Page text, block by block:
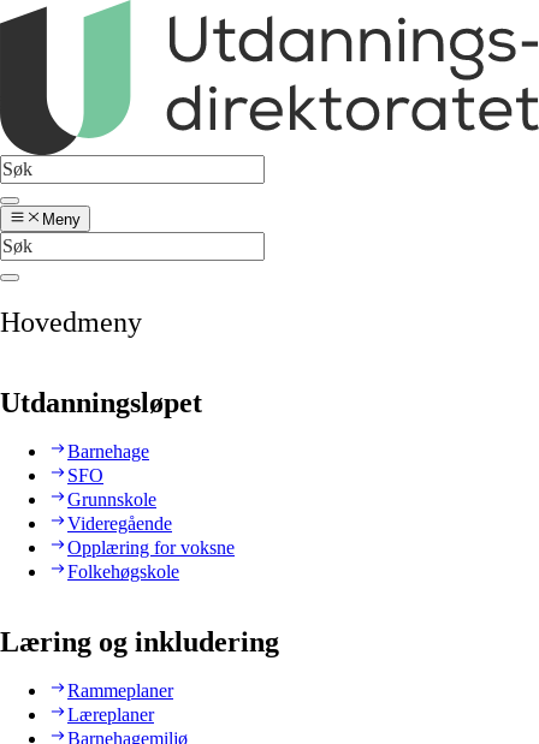
Meny
Hovedmeny
Utdanningsløpet
Barnehage
SFO
Grunnskole
Videregående
Opplæring for voksne
Folkehøgskole
Læring og inkludering
Rammeplaner
Læreplaner
Barnehagemiljø